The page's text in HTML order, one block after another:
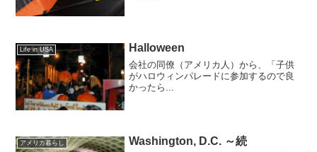
Life in USA Halloween
会社の同僚（アメリカ人）から、「子供
がハロウィンパレードに参加するので良
かったら...
アメリカ暮らし Washington, D.C. ～続